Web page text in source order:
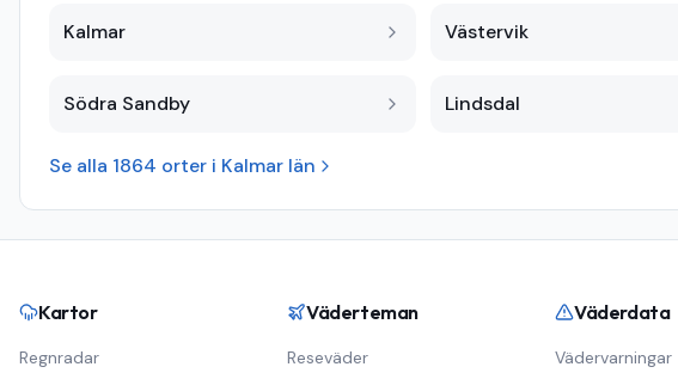
Kalmar Västervik
Södra Sandby Lindsdal
Se alla 1864 orter i Kalmar län
Kartor
Regnradar
Väderteman
Reseväder
Väderdata
Vädervarningar